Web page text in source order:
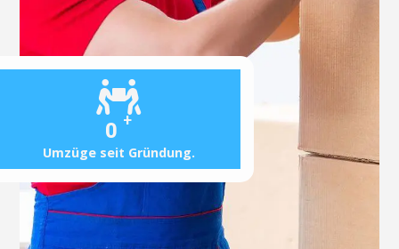
0 +
Umzüge seit Gründung.